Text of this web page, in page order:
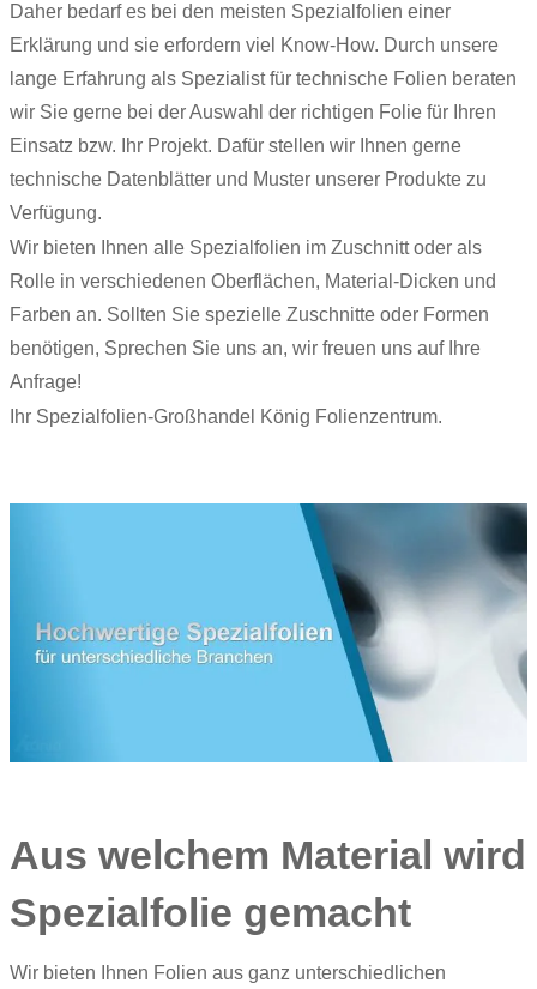
Daher bedarf es bei den meisten Spezialfolien einer
Erklärung und sie erfordern viel Know-How. Durch unsere
lange Erfahrung als Spezialist für technische Folien beraten
wir Sie gerne bei der Auswahl der richtigen Folie für Ihren
Einsatz bzw. Ihr Projekt. Dafür stellen wir Ihnen gerne
technische Datenblätter und Muster unserer Produkte zu
Verfügung.
Wir bieten Ihnen alle Spezialfolien im Zuschnitt oder als
Rolle in verschiedenen Oberflächen, Material-Dicken und
Farben an. Sollten Sie spezielle Zuschnitte oder Formen
benötigen, Sprechen Sie uns an, wir freuen uns auf Ihre
Anfrage!
Ihr Spezialfolien-Großhandel König Folienzentrum.
Aus welchem Material wird
Spezialfolie gemacht
Wir bieten Ihnen Folien aus ganz unterschiedlichen